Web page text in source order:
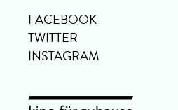
FACEBOOK
TWITTER
INSTAGRAM